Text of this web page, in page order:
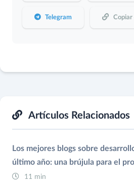
Telegram Copiar
Artículos Relacionados
Los mejores blogs sobre
último año: una brújula para el
11 min